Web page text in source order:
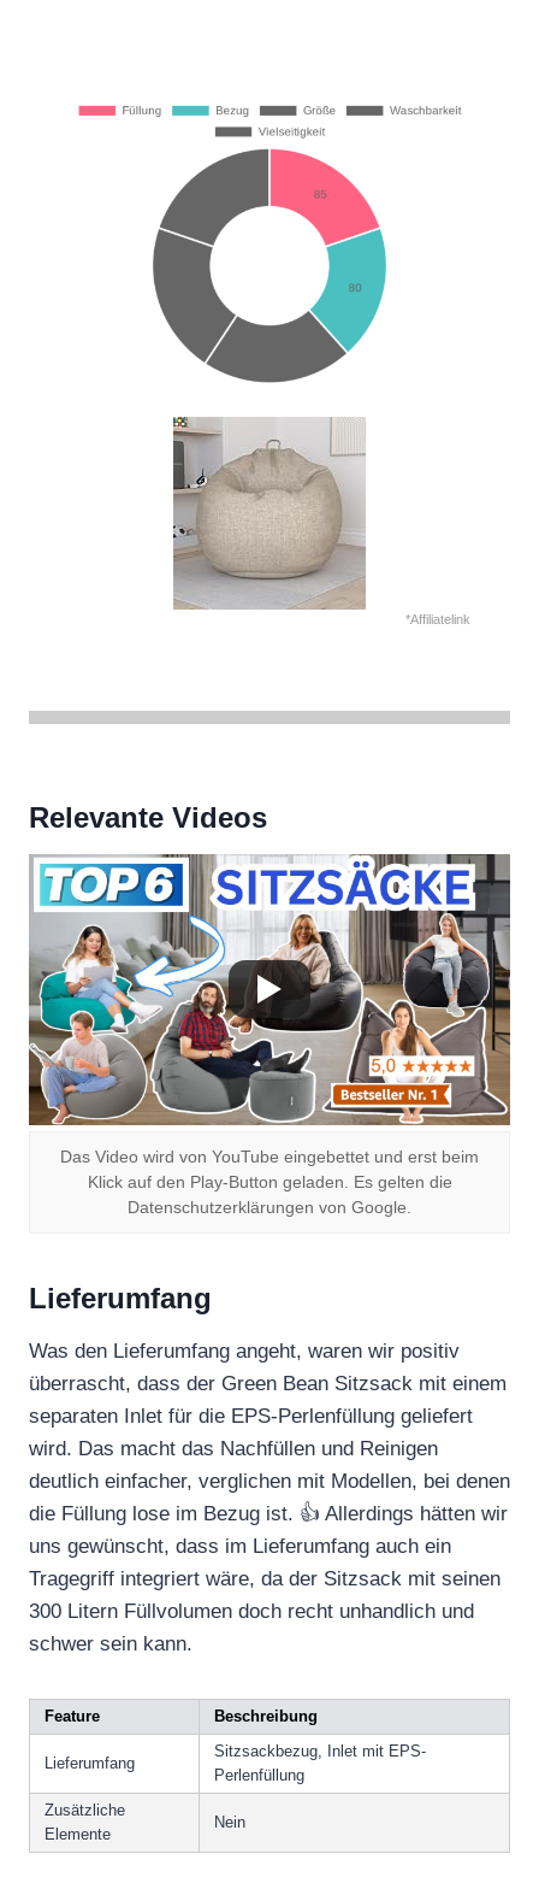
*Affiliatelink
Relevante Videos
Das Video wird von YouTube eingebettet und erst beim
Klick auf den Play-Button geladen. Es gelten die
Datenschutzerklärungen von Google.
Lieferumfang
Was den Lieferumfang angeht, waren wir positiv
überrascht, dass der Green Bean Sitzsack mit einem
separaten Inlet für die EPS-Perlenfüllung geliefert
wird. Das macht das Nachfüllen und Reinigen
deutlich einfacher, verglichen mit Modellen, bei denen
die Füllung lose im Bezug ist. 👍 Allerdings hätten wir
uns gewünscht, dass im Lieferumfang auch ein
Tragegriff integriert wäre, da der Sitzsack mit seinen
300 Litern Füllvolumen doch recht unhandlich und
schwer sein kann.
Feature Beschreibung
Lieferumfang
Sitzsackbezug, Inlet mit EPS-
Perlenfüllung
Zusätzliche
Elemente
Nein